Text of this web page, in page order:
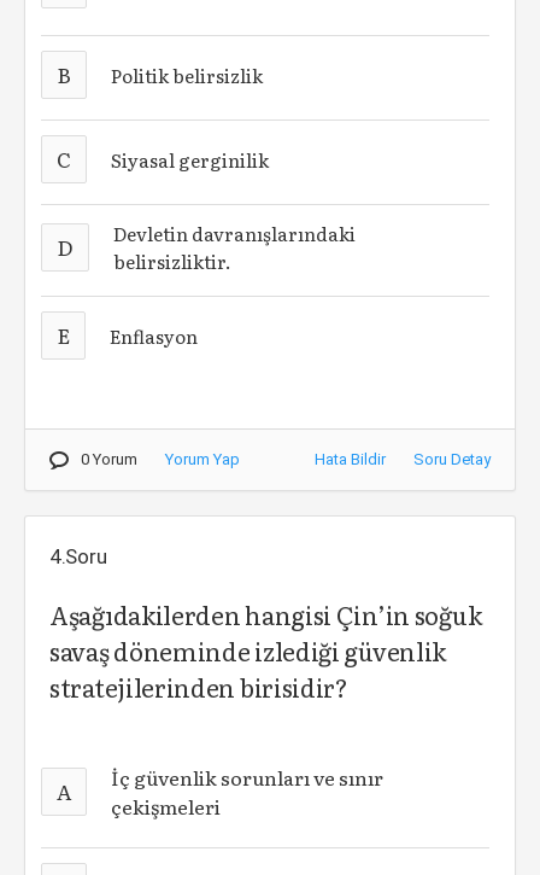
B Politik belirsizlik
C Siyasal gerginilik
D
Devletin davranışlarındaki
belirsizliktir.
E Enflasyon
0 Yorum Yorum Yap Hata Bildir Soru Detay
4.Soru
Aşağıdakilerden hangisi Çin’in soğuk
savaş döneminde izlediği güvenlik
stratejilerinden birisidir?
A
İç güvenlik sorunları ve sınır
çekişmeleri